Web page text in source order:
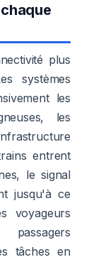
plus
systèmes
les
les
entrent
le signal
jusqu'à ce
voyageurs
tâches en